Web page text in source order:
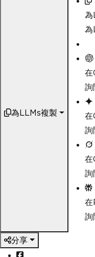
為LLMs複製
為
在
詢
在
詢
在
詢
分享